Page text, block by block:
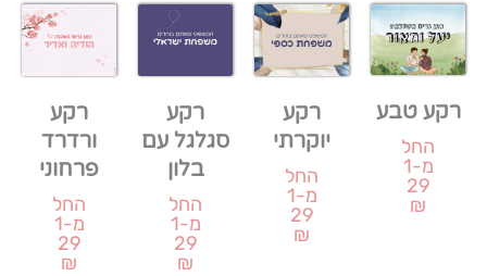
רקע טבע
החל
מ-1
29
₪
רקע
יוקרתי
החל
מ-1
29
₪
רקע
סגלגל עם
בלון
החל
מ-1
29
₪
רקע
ורדרד
פרחוני
החל
מ-1
29
₪